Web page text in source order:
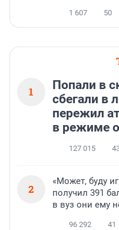
1 607 50
1
Попали в
сбегали в
пережил
в режиме
127 015
2
«Может, буду
получил 391
в вуз они ему
96 292 41